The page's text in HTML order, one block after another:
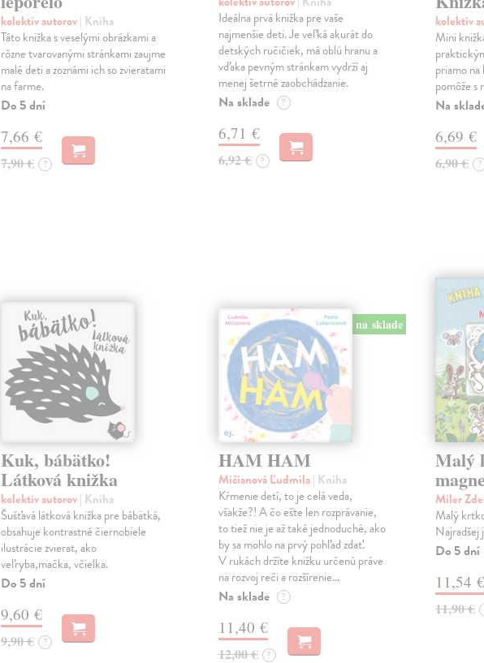
kolektív autorov| Kniha
Táto knižka s veselými obrázkami a
rôzne tvarovanými stránkami zaujme
malé deti a zoznámi ich so zvieratami
na farme.
Do 5 dní
7,66 €
7,90 € ?
Ideálna prvá knižka pre vaše
najmenšie deti. Je veľká akurát do
detských ručičiek, má oblú hranu a
vďaka pevným stránkam vydrží aj
menej šetrné zaobchádzanie.
Na sklade ?
6,71 €
6,92 € ?
kolektív
Mini
priamo na
pomôže s
Na
6,69 €
6,90 € ?
Kuk, bábätko!
Látková knižka
kolektív autorov| Kniha
Šušťavá látková knižka pre bábätká,
obsahuje kontrastné čiernobiele
ilustrácie zvierat, ako
veľryba,mačka, včielka.
Do 5 dní
9,60 €
9,90 € ?
na sklade
HAM HAM
Mičianová Ľudmila| Kniha
Kŕmenie detí, to je celá veda,
všakže?! A čo ešte len rozprávanie,
to tiež nie je až také jednoduché, ako
by sa mohlo na prvý pohľad zdať.
V rukách držíte knižku určenú práve
na rozvoj reči a rozšírenie…
Na sklade ?
11,40 €
12,00 € ?
Malý
Miler
Malý
Najradšej
Do 5 dní
11,54 €
11,90 €